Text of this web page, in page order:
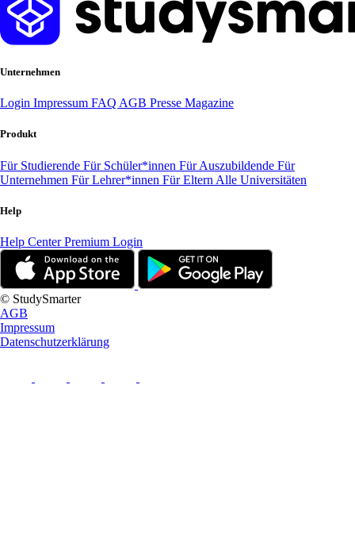
Unternehmen
Login Impressum FAQ AGB Presse Magazine
Produkt
Für Studierende Für Schüler*innen Für Auszubildende Für
Unternehmen Für Lehrer*innen Für Eltern Alle Universitäten
Help
Help CenterPremium Login
© StudySmarter
AGB
Impressum
Datenschutzerklärung